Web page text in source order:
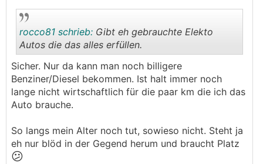
..
rocco81 schrieb: Gibt eh gebrauchte Elekto
Autos die das alles erfüllen.
Sicher. Nur da kann man noch billigere
Benziner/Diesel bekommen. Ist halt immer noch
lange nicht wirtschaftlich für die paar km die ich das
Auto brauche.
So langs mein Alter noch tut, sowieso nicht. Steht ja
eh nur blöd in der Gegend herum und braucht Platz
😕